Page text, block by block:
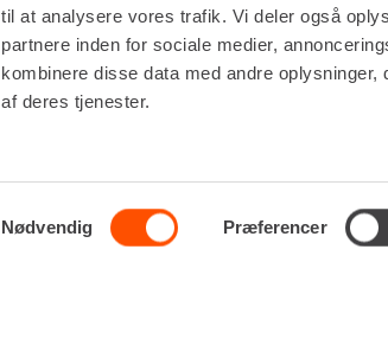
til at analysere vores trafik. Vi deler også
partnere inden for sociale medier,
kombinere disse data med andre
af deres tjenester.
Samtykkevalg
Nødvendig Præferencer
RÅDGIVNING
ONSITE SERVICE
LÆS MERE
LEDIGE
LEJE- OG